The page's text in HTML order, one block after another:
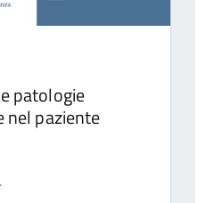
patologie
nel paziente